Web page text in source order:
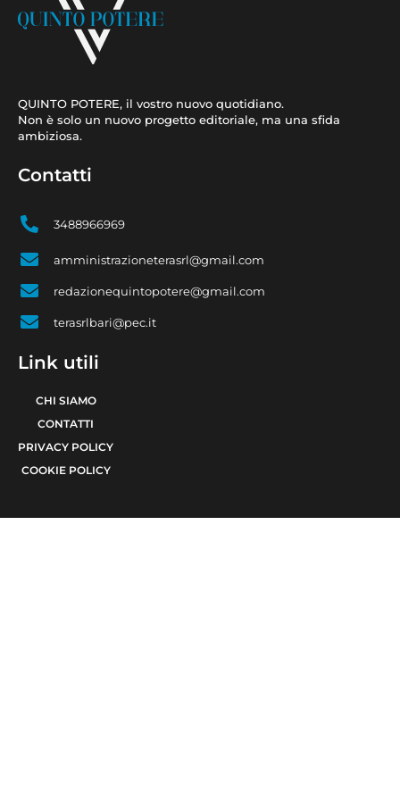
QUINTO POTERE, il vostro nuovo quotidiano.
Non è solo un nuovo progetto editoriale, ma una sfida
ambiziosa.
Contatti
3488966969
amministrazioneterasrl@gmail.com
redazionequintopotere@gmail.com
terasrlbari@pec.it
Link utili
CHI SIAMO
CONTATTI
PRIVACY POLICY
COOKIE POLICY